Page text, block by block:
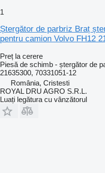
1
Ștergător de parbriz Braț
pentru camion Volvo FH12
Preț la cerere
Piesă de schimb - ștergător de
21635300, 70331051-12
România, Cristesti
ROYAL DRU AGRO S.R.L.
Luați legătura cu vânzătorul